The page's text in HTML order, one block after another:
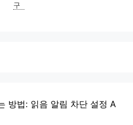
구
방법: 읽음 알림 차단 설정 A